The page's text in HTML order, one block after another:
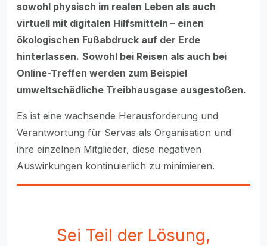
sowohl physisch im realen Leben als auch
virtuell mit digitalen Hilfsmitteln – einen
ökologischen Fußabdruck auf der Erde
hinterlassen. Sowohl bei Reisen als auch bei
Online-Treffen werden zum Beispiel
umweltschädliche Treibhausgase ausgestoßen.
Es ist eine wachsende Herausforderung und
Verantwortung für Servas als Organisation und
ihre einzelnen Mitglieder, diese negativen
Auswirkungen kontinuierlich zu minimieren.
Sei Teil der Lösung,